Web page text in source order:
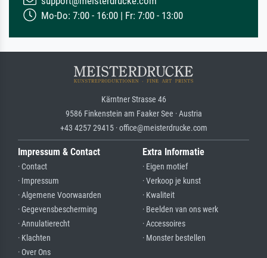
Mo-Do: 7:00 - 16:00 | Fr: 7:00 - 13:00
Kärntner Strasse 46
9586 Finkenstein am Faaker See · Austria
+43 4257 29415 · office@meisterdrucke.com
Impressum & Contact
· Contact
· Impressum
· Algemene Voorwaarden
· Gegevensbescherming
· Annulatierecht
· Klachten
· Over Ons
Extra Informatie
· Eigen motief
· Verkoop je kunst
· Kwaliteit
· Beelden van ons werk
· Accessoires
· Monster bestellen